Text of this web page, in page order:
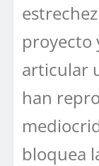
proyecto
articular
han
bloquea